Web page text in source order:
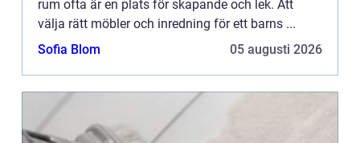
rum ofta är en plats för skapande och lek. Att
välja rätt möbler och inredning för ett barns ...
Sofia Blom
05 augusti 2026